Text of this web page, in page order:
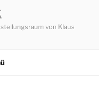
von Klaus